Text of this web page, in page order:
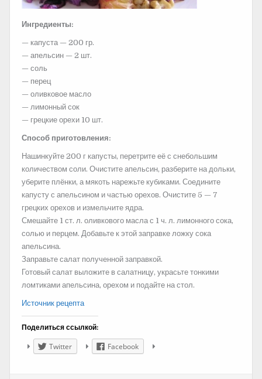
Ингредиенты:
— капуста — 200 гр.
— апельсин — 2 шт.
— соль
— перец
— оливковое масло
— лимонный сок
— грецкие орехи 10 шт.
Способ приготовления:
Нашинкуйте 200 г капусты, перетрите её с снебольшим
количеством соли. Очистите апельсин, разберите на дольки,
уберите плёнки, а мякоть нарежьте кубиками. Соедините
капусту с апельсином и частью орехов. Очистите 5 — 7
грецких орехов и измельчите ядра.
Смешайте 1 ст. л. оливкового масла с 1 ч. л. лимонного сока,
солью и перцем. Добавьте к этой заправке ложку сока
апельсина.
Заправьте салат полученной заправкой.
Готовый салат выложите в салатницу, украсьте тонкими
ломтиками апельсина, орехом и подайте на стол.
Источник рецепта
Поделиться ссылкой:
Twitter Facebook